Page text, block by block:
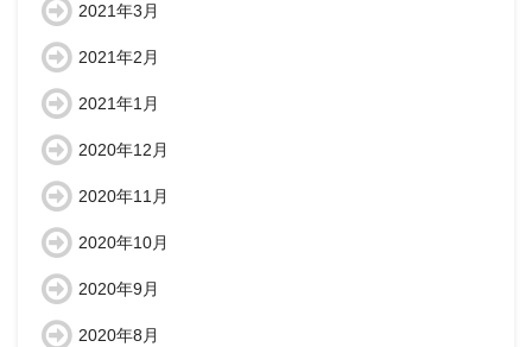
2021年3月
2021年2月
2021年1月
2020年12月
2020年11月
2020年10月
2020年9月
2020年8月